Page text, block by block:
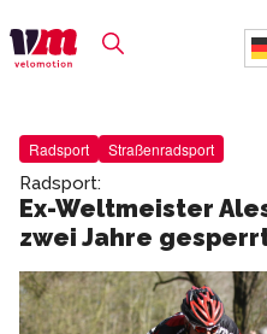
Radsport Straßenradsport
Radsport:
Ex-Weltmeister
zwei Jahre